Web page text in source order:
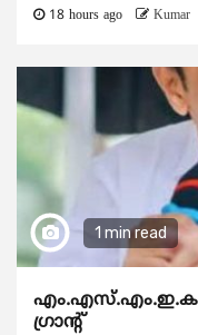
18 hours ago Kumar
1 min read
ഗ്രാന്റ്